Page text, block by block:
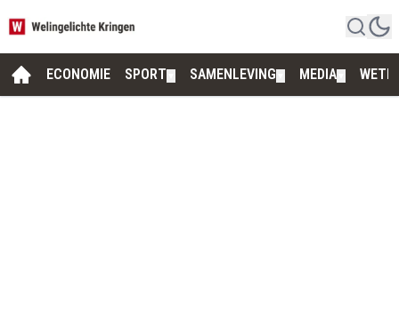
ECONOMIE SPORT SAMENLEVING MEDIA